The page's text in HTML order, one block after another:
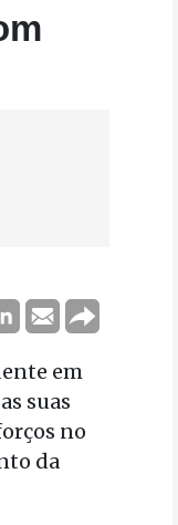
em
suas
no
da